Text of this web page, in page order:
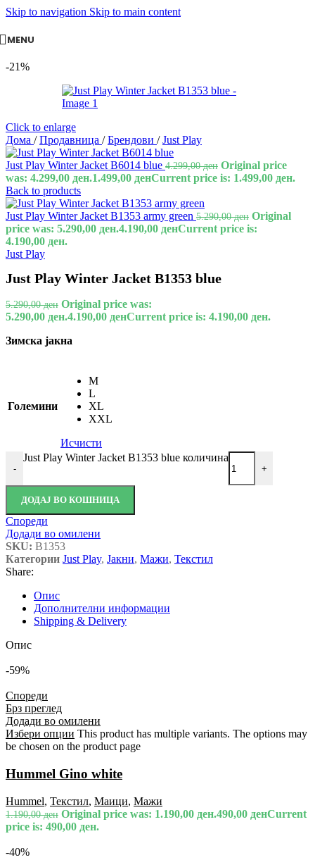
Skip to navigation Skip to main content
MENU
-21%
Click to enlarge
Дома / Продавница / Брендови / Just Play
Just Play Winter Jacket B6014 blue 4.299,00ден Original price
was: 4.299,00 ден.1.499,00 денCurrent price is: 1.499,00 ден.
Back to products
Just Play Winter Jacket B1353 army green 5.290,00ден Original
price was: 5.290,00 ден.4.190,00 денCurrent price is:
4.190,00 ден.
Just Play
Just Play Winter Jacket B1353 blue
5.290,00ден Original price was:
5.290,00 ден.4.190,00 денCurrent price is: 4.190,00 ден.
Зимска јакна
Големини
M
L
XL
XXL
Исчисти
-
Just Play Winter Jacket B1353 blue количина
+
ДОДАЈ ВО КОШНИЦА
Спореди
Додади во омилени
SKU: B1353
Категории Just Play, Јакни, Мажи, Текстил
Share:
Опис
Дополнителни информации
Shipping & Delivery
Опис
-59%
Спореди
Брз преглед
Додади во омилени
Избери опции This product has multiple variants. The options may
be chosen on the product page
Hummel Gino white
Hummel, Текстил, Маици, Мажи
1.190,00ден Original price was: 1.190,00 ден.490,00 денCurrent
price is: 490,00 ден.
-40%